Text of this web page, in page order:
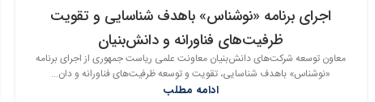
اجرای برنامه «نوشناس» باهدف شناسایی و تقویت
ظرفیت‌های فناورانه و دانش‌بنیان
معاون توسعه شرکت‌های دانش‌بنیان معاونت علمی ریاست جمهوری از اجرای برنامه
«نوشناس» باهدف شناسایی، تقویت و توسعه ظرفیت‌های فناورانه و دان...
ادامه مطلب